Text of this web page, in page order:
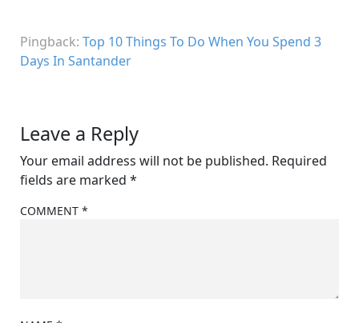
Pingback: Top 10 Things To Do When You Spend 3
Days In Santander
Leave a Reply
Your email address will not be published. Required
fields are marked *
COMMENT *